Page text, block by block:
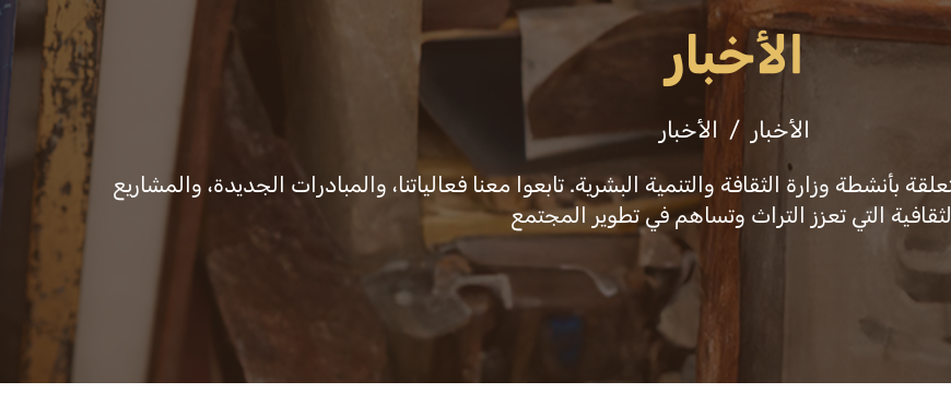
الأخبار
الأخبار الأخبار
بأنشطة وزارة الثقافة والتنمية البشرية. تابعوا معنا فعالياتنا، والمبادرات الجديدة، والمشاريع
التي تعزز التراث وتساهم في تطوير المجتمع